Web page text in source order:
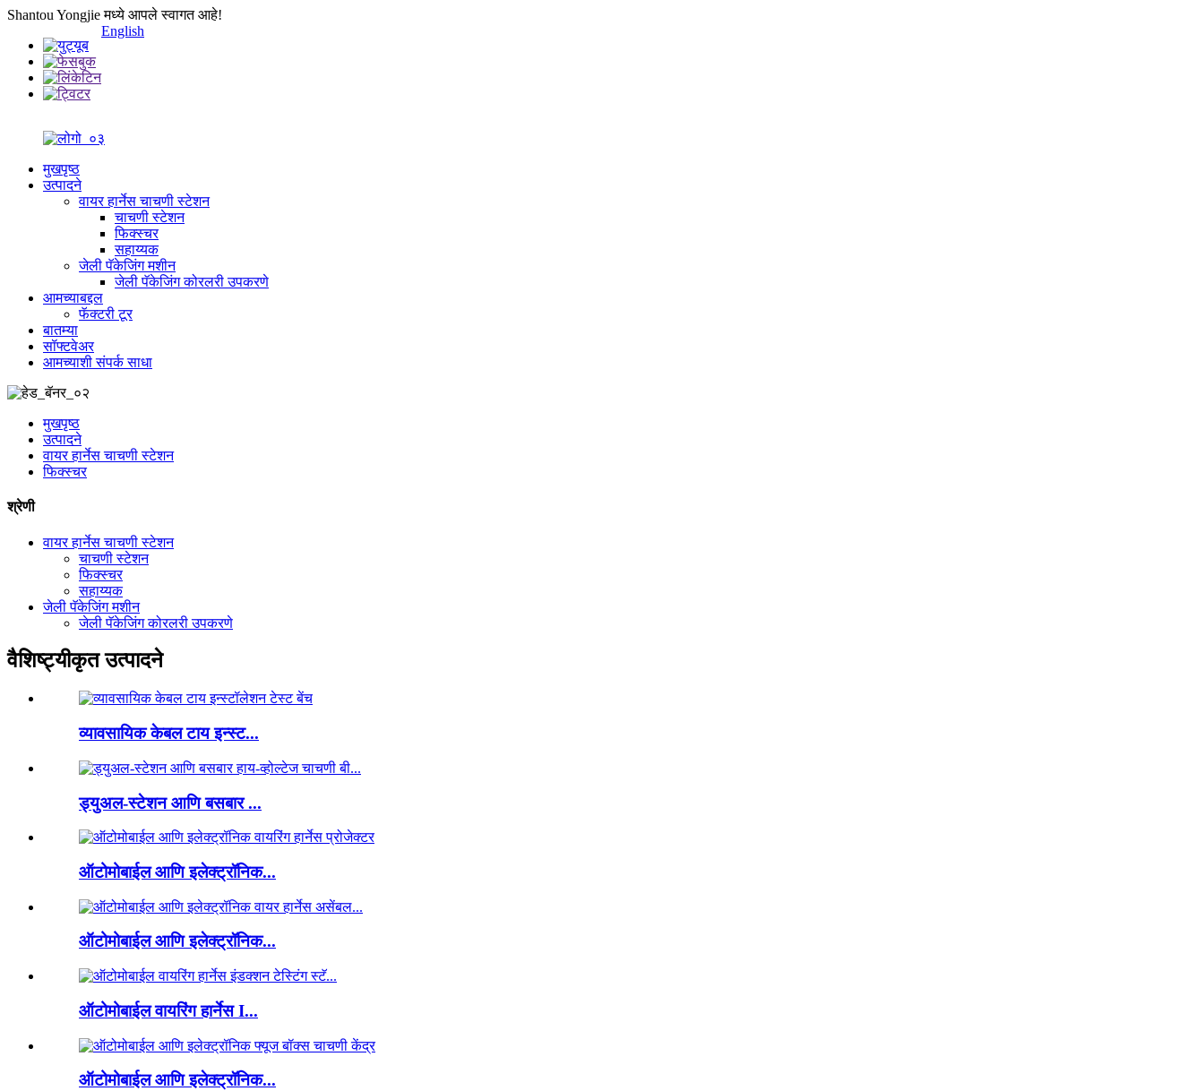
Shantou Yongjie मध्ये आपले स्वागत आहे!
English
मुखपृष्ठ
उत्पादने
वायर हार्नेस चाचणी स्टेशन
चाचणी स्टेशन
फिक्स्चर
सहाय्यक
जेली पॅकेजिंग मशीन
जेली पॅकेजिंग कोरलरी उपकरणे
आमच्याबद्दल
फॅक्टरी टूर
बातम्या
सॉफ्टवेअर
आमच्याशी संपर्क साधा
मुखपृष्ठ
उत्पादने
वायर हार्नेस चाचणी स्टेशन
फिक्स्चर
श्रेणी
वायर हार्नेस चाचणी स्टेशन
चाचणी स्टेशन
फिक्स्चर
सहाय्यक
जेली पॅकेजिंग मशीन
जेली पॅकेजिंग कोरलरी उपकरणे
वैशिष्ट्यीकृत उत्पादने
व्यावसायिक केबल टाय इन्स्ट...
ड्युअल-स्टेशन आणि बसबार ...
ऑटोमोबाईल आणि इलेक्ट्रॉनिक...
ऑटोमोबाईल आणि इलेक्ट्रॉनिक...
ऑटोमोबाईल वायरिंग हार्नेस I...
ऑटोमोबाईल आणि इलेक्ट्रॉनिक...